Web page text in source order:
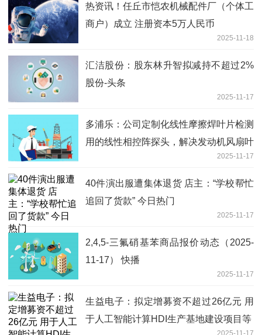
热资讯！任丘市恺农机械配件厂（个体工
商户）成立 注册资本5万人民币
2025-11-18
汇洁股份：股东林升智拟减持不超过2%
股份-头条
2025-11-17
多浦乐：公司定制化线性摩擦焊叶片检测
用的线性相控阵探头，解决发动机风扇叶
2025-11-17
40件演出服遭集体退货 店主：“学校帮忙
追回了货款” 今日热门
2025-11-17
2,4,5-三氟硝基苯商品报价动态（2025-
11-17） 快播
2025-11-17
生益电子：拟定增募资不超过26亿元 用
于人工智能计算HDI生产基地建设项目等
2025-11-17